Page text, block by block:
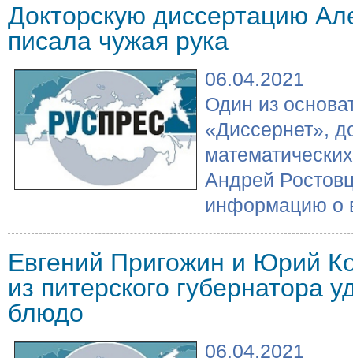
Докторскую диссертацию
писала чужая рука
06.04.2021
Один из
«Диссернет»,
Андрей
информацию о
Евгений Пригожин и Юрий
из питерского губернатора
блюдо
06.04.2021